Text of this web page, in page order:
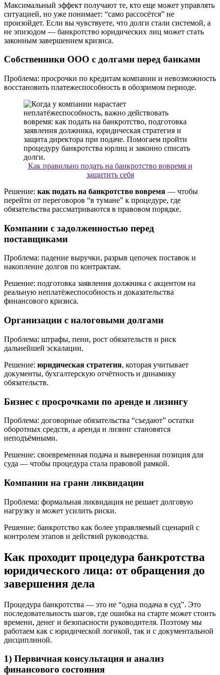
Максимальный эффект получают те, кто еще может управлять
ситуацией, но уже понимает: “само рассосётся” не
произойдет. Если вы чувствуете, что долги стали системой, а
не эпизодом — банкротство юридических лиц может стать
законным завершением кризиса.
Собственники ООО с долгами перед банками
Проблема: просрочки по кредитам компании и невозможность
восстановить платежеспособность в обозримом периоде.
Как правильно подать на банкротство вовремя и
защитить себя
Решение: как подать на банкротство вовремя — чтобы
перейти от переговоров “в тумане” к процедуре, где
обязательства рассматриваются в правовом порядке.
Компании с задолженностью перед
поставщиками
Проблема: падение выручки, разрыв цепочек поставок и
накопление долгов по контрактам.
Решение: подготовка заявления должника с акцентом на
реальную неплатёжеспособность и доказательства
финансового кризиса.
Организации с налоговыми долгами
Проблема: штрафы, пени, рост обязательств и риск
дальнейшей эскалации.
Решение: юридическая стратегия, которая учитывает
документы, бухгалтерскую отчётность и динамику
обязательств.
Бизнес с просрочками по аренде и лизингу
Проблема: договорные обязательства “съедают” остатки
оборотных средств, а аренда и лизинг становятся
неподъёмными.
Решение: своевременная подача и выверенная позиция для
суда — чтобы процедура стала правовой рамкой.
Компании на грани ликвидации
Проблема: формальная ликвидация не решает долговую
нагрузку и может усилить риски.
Решение: банкротство как более управляемый сценарий с
контролем этапов и действий руководства.
Как проходит процедура банкротства
юридического лица: от обращения до
завершения дела
Процедура банкротства — это не “одна подача в суд”. Это
последовательность шагов, где ошибка на старте может стоить
времени, денег и безопасности руководителя. Поэтому мы
работаем как с юридической логикой, так и с документальной
дисциплиной.
1) Первичная консультация и анализ
финансового состояния